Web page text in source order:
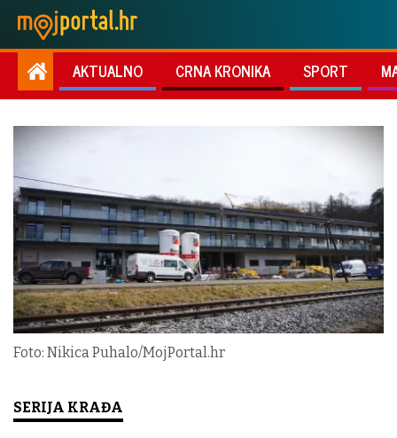
AKTUALNO CRNA KRONIKA SPORT
Foto: Nikica Puhalo/MojPortal.hr
SERIJA KRAĐA